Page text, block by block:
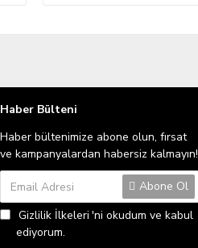
Haber Bülteni
Haber bültenimize abone olun, fırsat
ve kampanyalardan habersiz kalmayın!
Abone Ol
Gizlilik İlkeleri 'ni okudum ve kabul
ediyorum.